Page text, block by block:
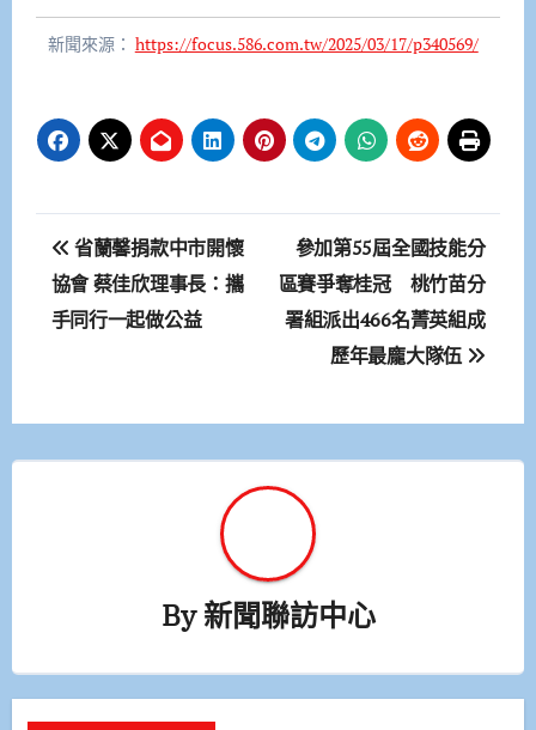
新聞來源： https://focus.586.com.tw/2025/03/17/p340569/
文
章
導
省蘭馨捐款中市開懷
協會 蔡佳欣理事長：攜
手同行一起做公益
參加第55屆全國技能分
區賽爭奪桂冠 桃竹苗分
署組派出466名菁英組成
歷年最龐大隊伍
By新聞聯訪中心